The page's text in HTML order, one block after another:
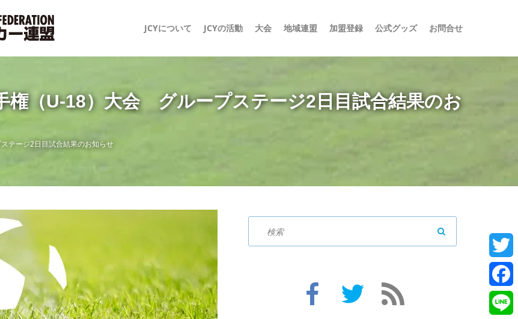
JCYについて JCYの活動 大会 地域連盟 加盟登録 公式グッズ お問合せ
権（U-18）大会 グループステージ2日目試合結果のお
テージ2日目試合結果のお知らせ